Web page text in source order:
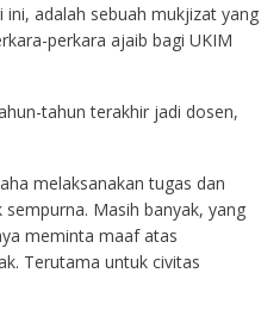
adalah sebuah mukjizat yang
perkara ajaib bagi UKIM
tahun terakhir jadi dosen,
melaksanakan tugas dan
Masih banyak, yang
meminta maaf atas
Terutama untuk civitas